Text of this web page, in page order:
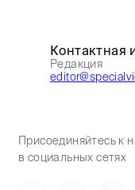
Контактная
Редакция
Присоединяйтесь к
в социальных сетях